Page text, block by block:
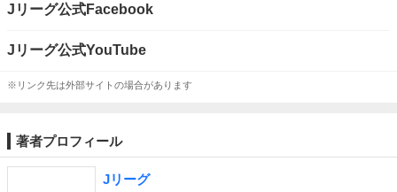
Jリーグ公式Facebook​
Jリーグ公式YouTube
※リンク先は外部サイトの場合があります
著者プロフィール
Jリーグ